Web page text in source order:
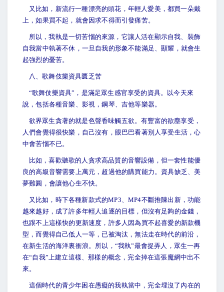
又比如，新流行一種漂亮的頭花，年輕人愛美，都買一朵戴
上，如果買不起，就會因求不得而引發痛苦。
所以，我執是一切苦惱的來源，它讓人活在顯示自我、裝飾
自我當中執著不休，一旦自我的形象不能滿足、顯耀，就會生
起強烈的憂苦。
八、歌舞伎樂資具匱乏苦
“歌舞伎樂資具”，是滿足眾生感官享受的資具。以今天來
說，包括各種音樂、影視，鋼琴、吉他等樂器。
欲界眾生貪著的就是色聲香味觸五欲。有豐富的欲塵享受，
人們會覺得很快樂，自己沒有，眼巴巴看著別人享受生活，心
中會苦惱不已。
比如，喜歡聽歌的人貪求高品質的音響設備，但一套性能優
良的高級音響需要上萬元，超過他的購買能力。資具缺乏、美
夢難圓，會讓他心生不快。
又比如，時下各種新款式的MP3、MP4不斷推陳出新，功能
越來越好，成了許多年輕人追逐的目標，但沒有足夠的金錢，
也跟不上這樣快的更新速度，許多人因為買不起喜愛的新款機
型，而覺得自己低人一等，已被淘汰，無法走在時代的前沿，
在新生活的海洋裏衝浪。所以，“我執”最會捉弄人，眾生一再
在“自我”上建立這樣、那樣的概念，完全掉在這張魔網中出不
來。
這個時代的青少年困在愚癡的我執當中，完全埋沒了內在的